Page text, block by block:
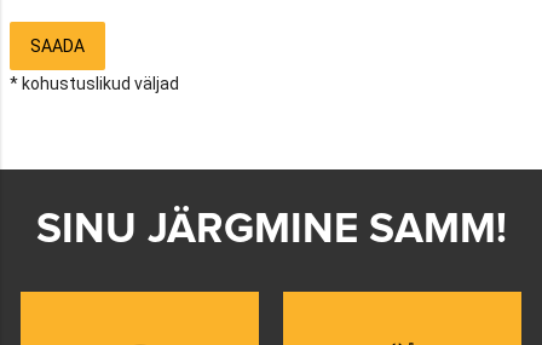
SAADA
* kohustuslikud väljad
SINU JÄRGMINE SAMM!